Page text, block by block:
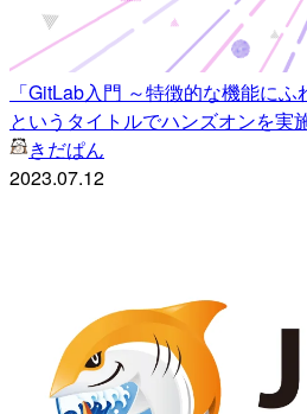
「GitLab入門 ～特徴的な機能にふ
というタイトルでハンズオンを実
きだぱん
2023.07.12